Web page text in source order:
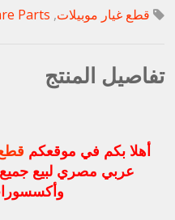
قطع غيار موبيلات,
Parts
تفاصيل المنتج
أهلا بكم في موقعكم قطع
عربي مصري لبيع